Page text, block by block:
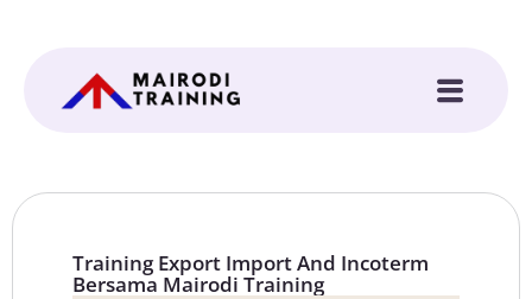
Training Export Import And Incoterm
Bersama Mairodi Training